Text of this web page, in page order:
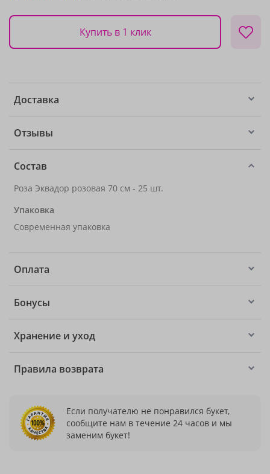
Купить в 1 клик
Доставка
Отзывы
Состав
Роза Эквадор розовая 70 см - 25 шт.
Упаковка
Современная упаковка
Оплата
Бонусы
Хранение и уход
Правила возврата
Если получателю не понравился букет,
сообщите нам в течение 24 часов и мы
заменим букет!